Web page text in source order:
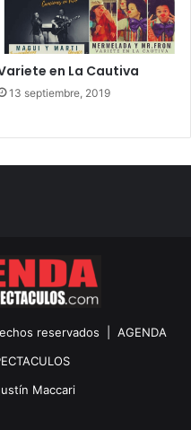
en La Cautiva
13 septiembre, 2019
reservados | AGENDA
Maccari